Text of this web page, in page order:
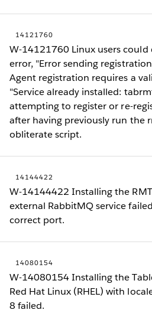
14121760
W-14121760 Linux users
error, "Error sending
Agent registration requires a
"Service already installed:
attempting to register or re-
after having previously run the
obliterate script.
14144422
W-14144422 Installing the
external RabbitMQ service
correct port.
14080154
W-14080154 Installing the
Red Hat Linux (RHEL) with
8 failed.